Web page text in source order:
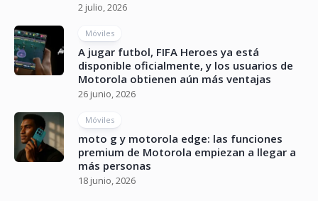
2 julio, 2026
Móviles
A jugar futbol, FIFA Heroes ya está
disponible oficialmente, y los usuarios de
Motorola obtienen aún más ventajas
26 junio, 2026
Móviles
moto g y motorola edge: las funciones
premium de Motorola empiezan a llegar a
más personas
18 junio, 2026